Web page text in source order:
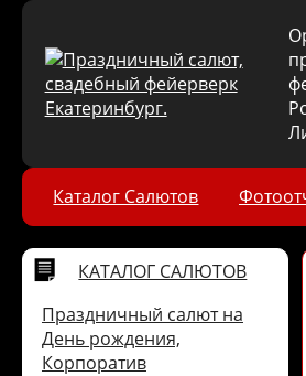
Каталог Салютов
КАТАЛОГ САЛЮТОВ
Праздничный салют на
День рождения,
Корпоратив